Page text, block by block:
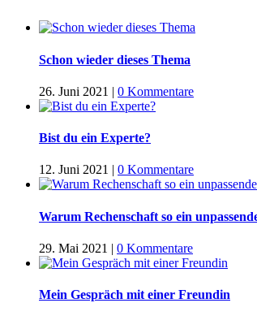
Schon wieder dieses Thema
26. Juni 2021 | 0 Kommentare
Bist du ein Experte?
12. Juni 2021 | 0 Kommentare
Warum Rechenschaft so ein
29. Mai 2021 | 0 Kommentare
Mein Gespräch mit einer Freundin